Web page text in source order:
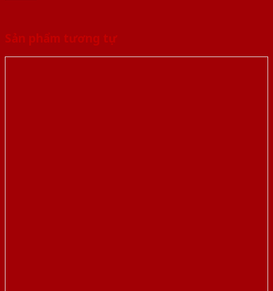
Sản phẩm tương tự